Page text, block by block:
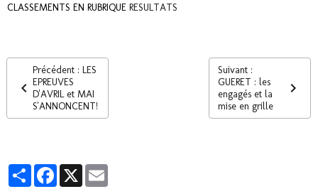
CLASSEMENTS EN RUBRIQUE RESULTATS
Précédent : LES
EPREUVES
D'AVRIL et MAI
S'ANNONCENT!
Suivant :
GUERET : les
engagés et la
mise en grille
PartagerFacebook
X